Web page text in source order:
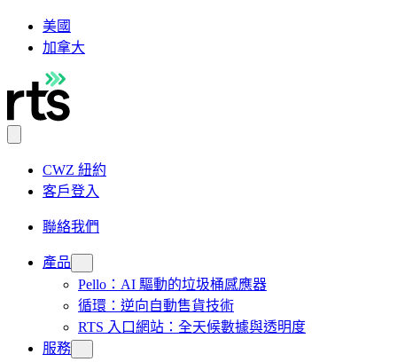
美國
加拿大
CWZ 紐約
客戶登入
聯絡我們
產品
Pello：AI 驅動的垃圾桶感應器
循環：逆向自動售貨技術
RTS 入口網站：全天候數據與透明度
服務